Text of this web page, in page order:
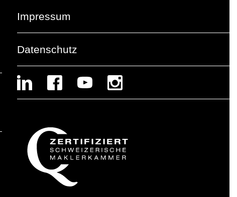
Impressum
Datenschutz